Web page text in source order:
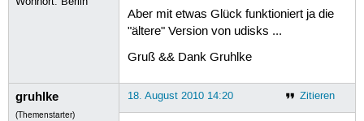
Aber mit etwas Glück funktioniert ja die
"ältere" Version von udisks ...
Gruß && Dank Gruhlke
gruhlke
(Themenstarter)
Zitieren
18. August 2010 14:20